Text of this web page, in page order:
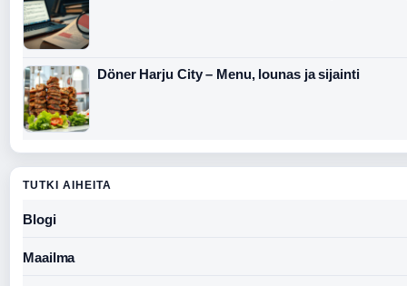
Döner Harju City – Menu, lounas ja sijainti
TUTKI AIHEITA
Blogi
Maailma